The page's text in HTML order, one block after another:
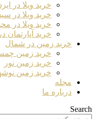
خرید ویلا در
خرید ویلا در
خرید ویلا در
خرید آپارتمان
خرید زمین در شمال
خرید زمین
خرید زمین نور
خرید زمین
مجله
درباره ما
Search